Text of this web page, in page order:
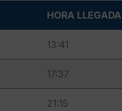
HORA LLEGADA
13:41
17:37
21:15